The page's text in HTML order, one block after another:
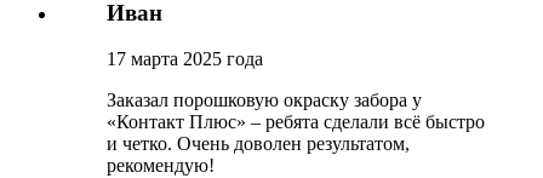
Иван
17 марта 2025 года
Заказал порошковую окраску забора у
«Контакт Плюс» – ребята сделали всё быстро
и четко. Очень доволен результатом,
рекомендую!